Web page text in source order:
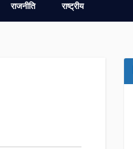
राजनीति राष्ट्रीय